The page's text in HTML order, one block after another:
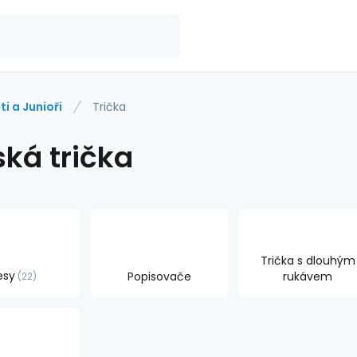
a Junioři Trička
trička
22 Popisovače
Trička s dlouhým
rukávem